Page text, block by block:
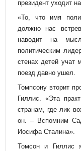
президент уходит
«То, что имя
должно нас
наводит на
политическим
стенах детей учат
поезд давно ушел.
Томпсону вторит
Гиллис. «Эта
странам, где лик
он. – Вспомним
Иосифа Сталина».
Томсон и Гиллис